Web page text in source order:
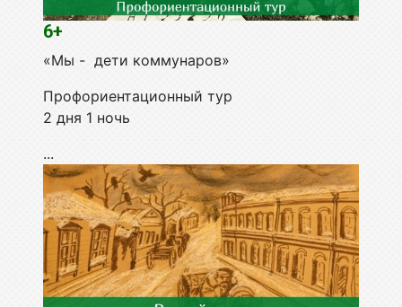
6+
«Мы - дети коммунаров»
Профориентационный тур
2 дня 1 ночь
...